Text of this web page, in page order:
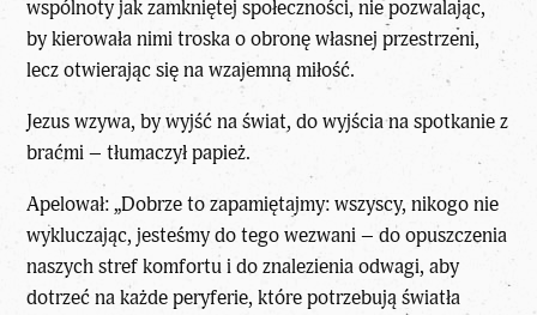
wspólnoty jak zamkniętej społeczności, nie pozwalając,
by kierowała nimi troska o obronę własnej przestrzeni,
lecz otwierając się na wzajemną miłość.
Jezus wzywa, by wyjść na świat, do wyjścia na spotkanie z
braćmi – tłumaczył papież.
Apelował: „Dobrze to zapamiętajmy: wszyscy, nikogo nie
wykluczając, jesteśmy do tego wezwani – do opuszczenia
naszych stref komfortu i do znalezienia odwagi, aby
dotrzeć na każde peryferie, które potrzebują światła